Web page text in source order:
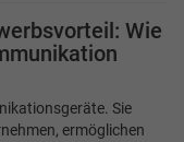
Wie
Sie
ermöglichen